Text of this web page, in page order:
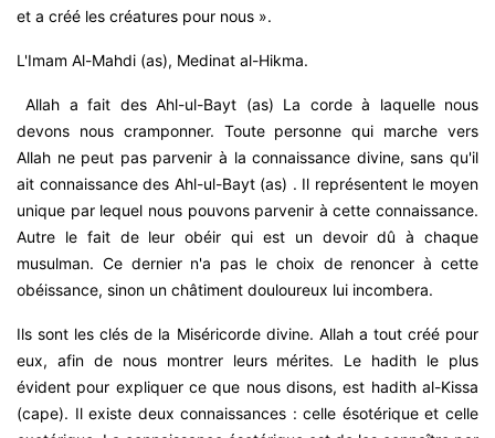
et a créé les créatures pour nous ».
L'Imam Al-Mahdi (as), Medinat al-Hikma.
Allah a fait des Ahl-ul-Bayt (as) La corde à laquelle nous
devons nous cramponner. Toute personne qui marche vers
Allah ne peut pas parvenir à la connaissance divine, sans qu'il
ait connaissance des Ahl-ul-Bayt (as) . Il représentent le moyen
unique par lequel nous pouvons parvenir à cette connaissance.
Autre le fait de leur obéir qui est un devoir dû à chaque
musulman. Ce dernier n'a pas le choix de renoncer à cette
obéissance, sinon un châtiment douloureux lui incombera.
Ils sont les clés de la Miséricorde divine. Allah a tout créé pour
eux, afin de nous montrer leurs mérites. Le hadith le plus
évident pour expliquer ce que nous disons, est hadith al-Kissa
(cape). Il existe deux connaissances : celle ésotérique et celle